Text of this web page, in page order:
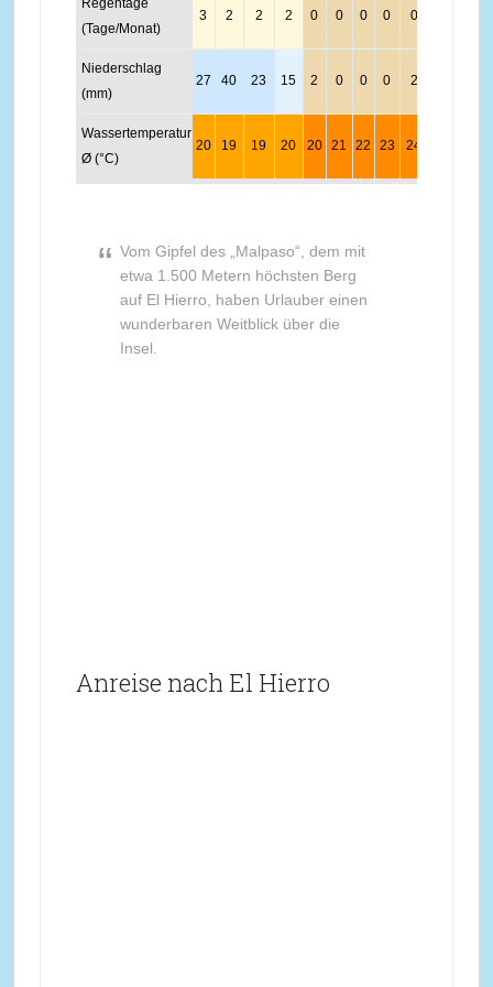
(Tage/Monat)
3 2 2 2 0 0 0 0 0
Niederschlag
(mm)
27 40 23 15 2 0 0 0 2
Wassertemperatur
Ø (°C)
20 19 19 20 20 21 22 23 24
Vom Gipfel des „Malpaso“, dem mit
etwa 1.500 Metern höchsten Berg
auf El Hierro, haben Urlauber einen
wunderbaren Weitblick über die
Insel.
Anreise nach El Hierro